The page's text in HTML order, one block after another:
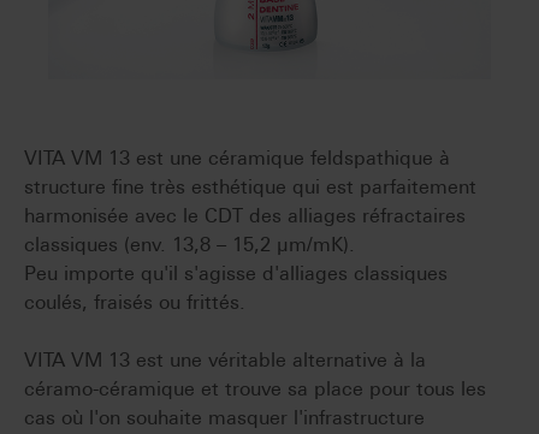
VITA VM 13 est une céramique feldspathique à
structure fine très esthétique qui est parfaitement
harmonisée avec le CDT des alliages réfractaires
classiques (env. 13,8 – 15,2 µm/mK).
Peu importe qu'il s'agisse d'alliages classiques
coulés, fraisés ou frittés.
VITA VM 13 est une véritable alternative à la
céramo-céramique et trouve sa place pour tous les
cas où l'on souhaite masquer l'infrastructure